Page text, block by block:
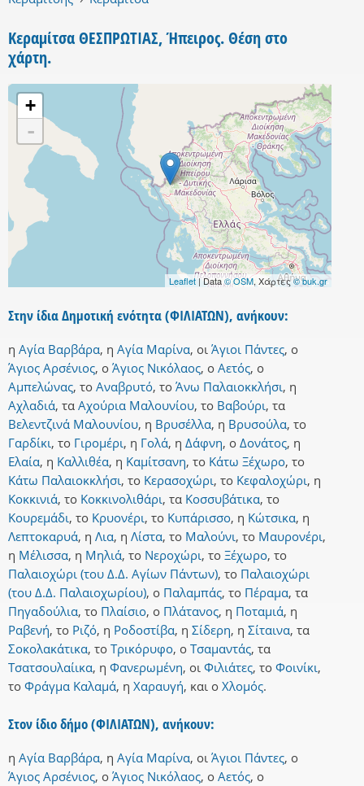
Κεραμίτσα ΘΕΣΠΡΩΤΙΑΣ, Ήπειρος. Θέση στο
χάρτη.
+
-
Leaflet| Data© OSM, Χάρτες© buk.gr
Στην ίδια Δημοτική ενότητα (ΦΙΛΙΑΤΩΝ), ανήκουν:
η Αγία Βαρβάρα, η Αγία Μαρίνα, οι Άγιοι Πάντες, ο
Άγιος Αρσένιος, ο Άγιος Νικόλαος, ο Αετός, ο
Αμπελώνας, το Αναβρυτό, το Άνω Παλαιοκκλήσι, η
Αχλαδιά, τα Αχούρια Μαλουνίου, το Βαβούρι, τα
Βελεντζινά Μαλουνίου, η Βρυσέλλα, η Βρυσούλα, το
Γαρδίκι, το Γιρομέρι, η Γολά, η Δάφνη, ο Δονάτος, η
Ελαία, η Καλλιθέα, η Καμίτσανη, το Κάτω Ξέχωρο, το
Κάτω Παλαιοκκλήσι, το Κερασοχώρι, το Κεφαλοχώρι, η
Κοκκινιά, το Κοκκινολιθάρι, τα Κοσσυβάτικα, το
Κουρεμάδι, το Κρυονέρι, το Κυπάρισσο, η Κώτσικα, η
Λεπτοκαρυά, η Λια, η Λίστα, το Μαλούνι, το Μαυρονέρι,
η Μέλισσα, η Μηλιά, το Νεροχώρι, το Ξέχωρο, το
Παλαιοχώρι (του Δ.Δ. Αγίων Πάντων), το Παλαιοχώρι
(του Δ.Δ. Παλαιοχωρίου), ο Παλαμπάς, το Πέραμα, τα
Πηγαδούλια, το Πλαίσιο, ο Πλάτανος, η Ποταμιά, η
Ραβενή, το Ριζό, η Ροδοστίβα, η Σίδερη, η Σίταινα, τα
Σοκολακάτικα, το Τρικόρυφο, ο Τσαμαντάς, τα
Τσατσουλαίικα, η Φανερωμένη, οι Φιλιάτες, το Φοινίκι,
το Φράγμα Καλαμά, η Χαραυγή, και ο Χλομός.
Στον ίδιο δήμο (ΦΙΛΙΑΤΩΝ), ανήκουν:
η Αγία Βαρβάρα, η Αγία Μαρίνα, οι Άγιοι Πάντες, ο
Άγιος Αρσένιος, ο Άγιος Νικόλαος, ο Αετός, ο